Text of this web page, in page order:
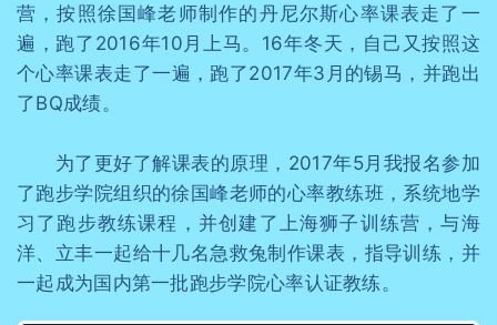
营，按照徐国峰老师制作的丹尼尔斯心率课表走了一
遍，跑了2016年10月上马。16年冬天，自己又按照这
个心率课表走了一遍，跑了2017年3月的锡马，并跑出
了BQ成绩。
为了更好了解课表的原理，2017年5月我报名参加
了跑步学院组织的徐国峰老师的心率教练班，系统地学
习了跑步教练课程，并创建了上海狮子训练营，与海
洋、立丰一起给十几名急救兔制作课表，指导训练，并
一起成为国内第一批跑步学院心率认证教练。